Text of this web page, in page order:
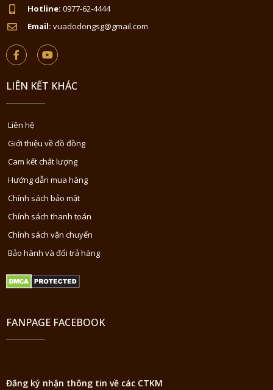
Hotline: 0977-62-4444
Email: vuadodongsg@gmail.com
LIÊN KẾT KHÁC
Liên hệ
Giới thiệu về đồ đồng
Cam kết chất lượng
Hướng dẫn mua hàng
Chính sách bảo mật
Chính sách thanh toán
Chính sách vận chuyển
Bảo hành và đổi trả hàng
FANPAGE FACEBOOK
Đăng ký nhận thông tin về các CTKM